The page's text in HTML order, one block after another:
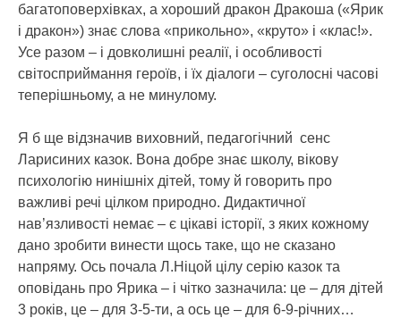
багатоповерхівках, а хороший дракон Дракоша («Ярик
і дракон») знає слова «прикольно», «круто» і «клас!».
Усе разом – і довколишні реалії, і особливості
світосприймання героїв, і їх діалоги – суголосні часові
теперішньому, а не минулому.
Я б ще відзначив виховний, педагогічний сенс
Ларисиних казок. Вона добре знає школу, вікову
психологію нинішніх дітей, тому й говорить про
важливі речі цілком природно. Дидактичної
нав’язливості немає – є цікаві історії, з яких кожному
дано зробити винести щось таке, що не сказано
напряму. Ось почала Л.Ніцой цілу серію казок та
оповідань про Ярика – і чітко зазначила: це – для дітей
3 років, це – для 3-5-ти, а ось це – для 6-9-річних…